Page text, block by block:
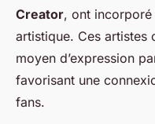
Creator, ont
artistique. Ces artistes
moyen d’expression
favorisant une
fans.